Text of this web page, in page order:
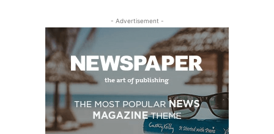
- Advertisement -